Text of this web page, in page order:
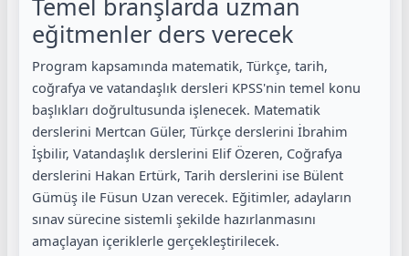
Temel branşlarda uzman
eğitmenler ders verecek
Program kapsamında matematik, Türkçe, tarih,
coğrafya ve vatandaşlık dersleri KPSS'nin temel konu
başlıkları doğrultusunda işlenecek. Matematik
derslerini Mertcan Güler, Türkçe derslerini İbrahim
İşbilir, Vatandaşlık derslerini Elif Özeren, Coğrafya
derslerini Hakan Ertürk, Tarih derslerini ise Bülent
Gümüş ile Füsun Uzan verecek. Eğitimler, adayların
sınav sürecine sistemli şekilde hazırlanmasını
amaçlayan içeriklerle gerçekleştirilecek.